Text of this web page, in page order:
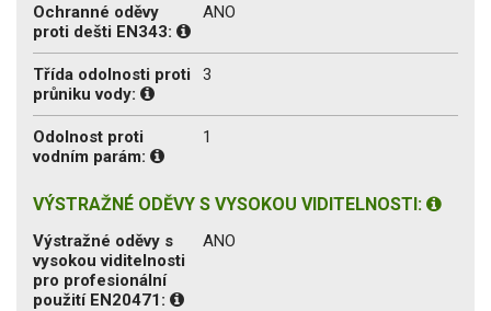
Ochranné oděvy
proti dešti EN343:
ANO
Třída odolnosti proti
průniku vody:
3
Odolnost proti
vodním parám:
1
VÝSTRAŽNÉ ODĚVY S VYSOKOU VIDITELNOSTI:
Výstražné oděvy s
vysokou viditelnosti
pro profesionální
použití EN20471:
ANO